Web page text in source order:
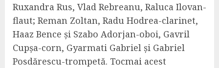
Ruxandra Rus, Vlad Rebreanu, Raluca Ilovan-
flaut; Reman Zoltan, Radu Hodrea-clarinet,
Haaz Bence și Szabo Adorjan-oboi, Gavril
Cupșa-corn, Gyarmati Gabriel și Gabriel
Posdărescu-trompetă. Tocmai acest